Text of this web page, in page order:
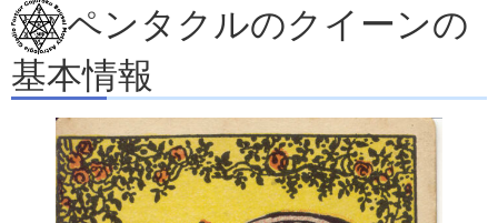
ペンタクルのクイーンの
基本情報